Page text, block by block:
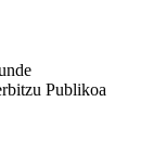
Publikoa